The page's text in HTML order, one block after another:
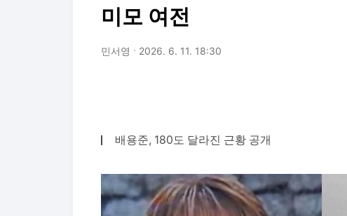
미모 여전
민서영 2026. 6. 11. 18:30
배용준, 180도 달라진 근황 공개